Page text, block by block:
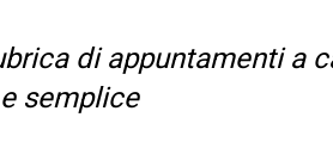
di appuntamenti a
semplice